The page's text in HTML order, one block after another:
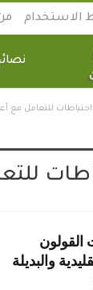
الاستخدام
للتعامل مع
والبديلة